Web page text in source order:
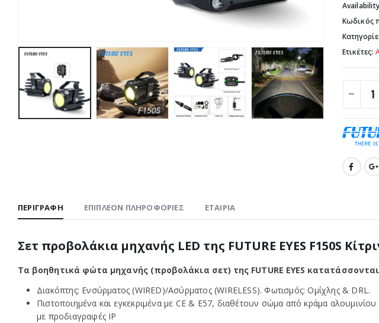
Κωδικός
Ετικέτες:
ΠΕΡΙΓΡΑΦΉ ΕΠΙΠΛΈΟΝ ΠΛΗΡΟΦΟΡΊΕΣ ΕΤΑΙΡΊΑ
Σετ προβολάκια μηχανής LED της FUTURE EYES F150S
Τα βοηθητικά φώτα μηχανής (προβολάκια σετ) της FUTURE EYES
Διακόπτης: Ενσύρματος (WIRED)/Ασύρματος (WIRELESS). Φωτισμός: Ομίχλης & DRL.
Πιστοποιημένα και εγκεκριμένα με CE & E57, διαθέτουν σώμα από κράμα
με προδιαγραφές IP